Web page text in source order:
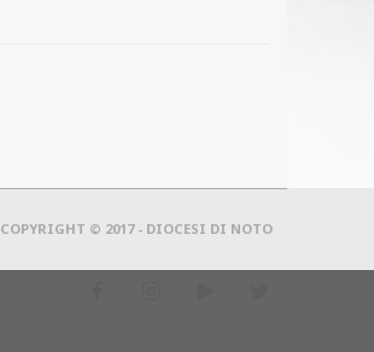
COPYRIGHT © 2017 - DIOCESI DI NOTO